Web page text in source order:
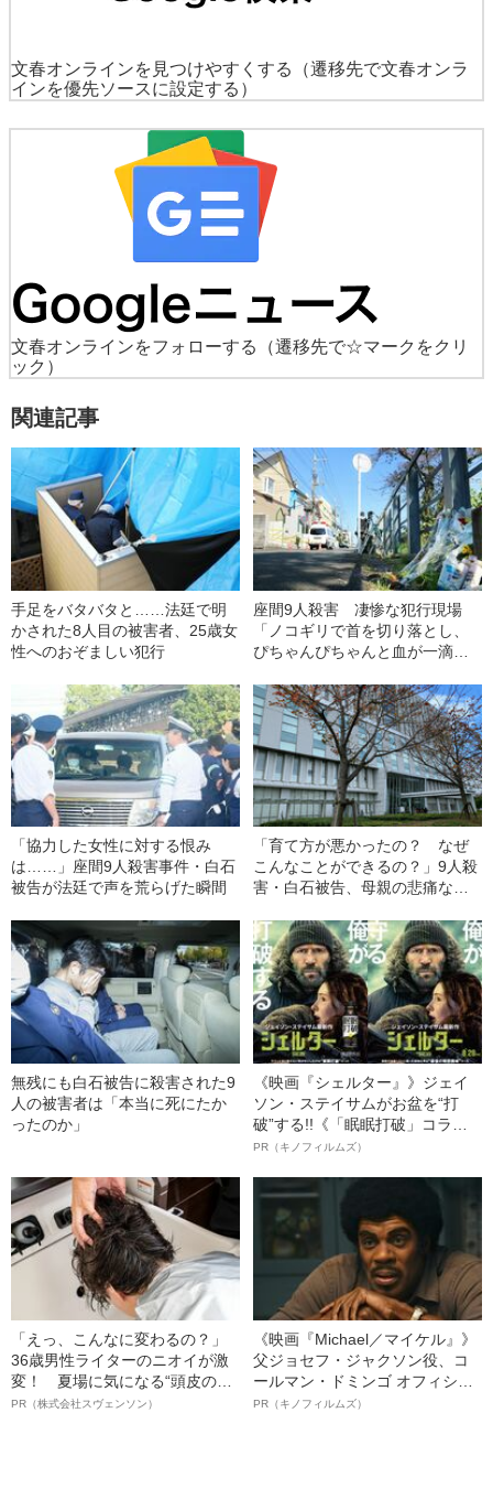
文春オンラインを見つけやすくする
（遷移先で文春オンラ
インを優先ソースに設定する）
文春オンラインをフォローする
（遷移先で☆マークをクリ
ック）
関連記事
手足をバタバタと……法廷で明
かされた8人目の被害者、25歳女
性へのおぞましい犯行
座間9人殺害 凄惨な犯行現場
「ノコギリで首を切り落とし、
ぴちゃんぴちゃんと血が一滴ず
「協力した女性に対する恨み
は……」座間9人殺害事件・白石
被告が法廷で声を荒らげた瞬間
「育て方が悪かったの？ なぜ
こんなことができるの？」9人殺
害・白石被告、母親の悲痛な叫
無残にも白石被告に殺害された9
人の被害者は「本当に死にたか
ったのか」
《映画『シェルター』》ジェイ
ソン・ステイサムがお盆を“打
破”する!!《「眠眠打破」コラ
ボ》
PR（キノフィルムズ）
「えっ、こんなに変わるの？」
36歳男性ライターのニオイが激
変！ 夏場に気になる“頭皮のニ
オイ”や“ベタつき”を解消す
PR（株式会社スヴェンソン）
《映画『Michael／マイケル』》
父ジョセフ・ジャクソン役、コ
ールマン・ドミンゴ オフィシャ
ルインタビュー“観客を魅了した
PR（キノフィルムズ）